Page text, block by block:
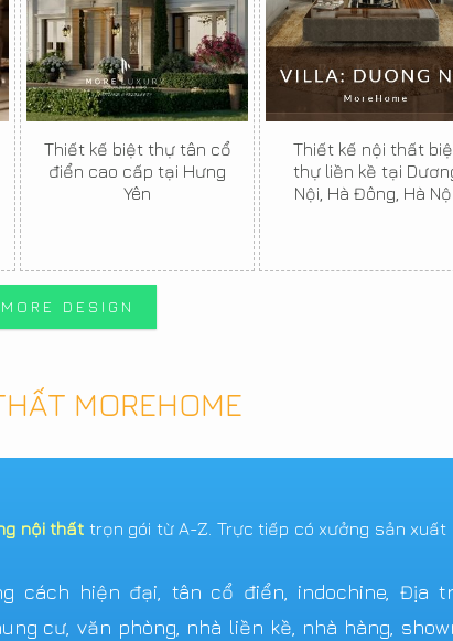
Thiết kế biệt thự tân cổ
điển cao cấp tại Hưng
Yên
Thiết kế nội thất
thự liền kề tại
Nội, Hà Đông, Hà Nội.
DESIGN
MOREHOME
nội thất trọn gói từ A-Z. Trực tiếp có xưởng sản xuất
cách hiện đại, tân cổ điển, indochine, Địa
cư, văn phòng, nhà liền kề, nhà hàng,